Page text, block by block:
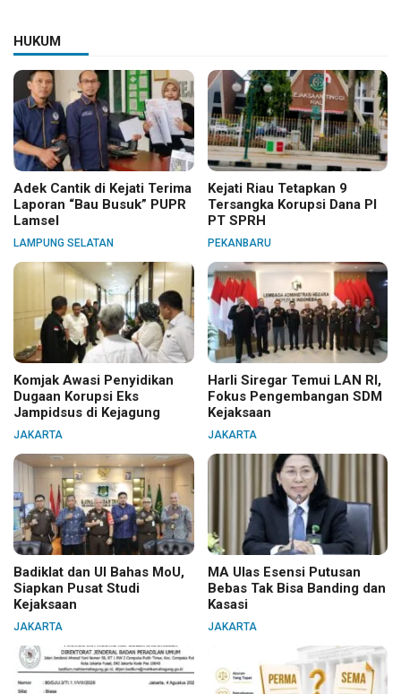
HUKUM
Adek Cantik di Kejati Terima
Laporan “Bau Busuk” PUPR
Lamsel
LAMPUNG SELATAN
Kejati Riau Tetapkan 9
Tersangka Korupsi Dana PI
PT SPRH
PEKANBARU
Komjak Awasi Penyidikan
Dugaan Korupsi Eks
Jampidsus di Kejagung
JAKARTA
Harli Siregar Temui LAN RI,
Fokus Pengembangan SDM
Kejaksaan
JAKARTA
Badiklat dan UI Bahas MoU,
Siapkan Pusat Studi
Kejaksaan
JAKARTA
MA Ulas Esensi Putusan
Bebas Tak Bisa Banding dan
Kasasi
JAKARTA